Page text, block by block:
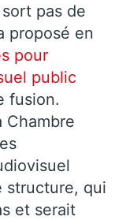
pas de
proposé en
pour
public
fusion.
Chambre
structure, qui
et serait